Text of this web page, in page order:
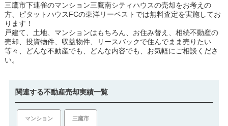
三鷹市下連雀のマンション三鷹南シティハウスの売却をお考えの
方、ピタットハウスFCの東洋リーベストでは無料査定を実施してお
ります！
戸建て、土地、マンションはもちろん、お住み替え、相続不動産の
売却、投資物件、収益物件、リースバックで住んでまま売りたい
等々、どんな不動産でも、どんな内容でも、お気軽にご相談くださ
い。
関連する不動産売却実績一覧
マンション 三鷹市